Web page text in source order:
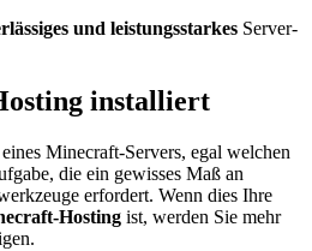
und leistungsstarkes Server-
installiert
Minecraft-Servers, egal welchen
die ein gewisses Maß an
erfordert. Wenn dies Ihre
Hosting ist, werden Sie mehr